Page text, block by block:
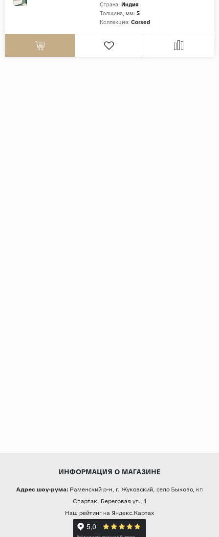
Страна: Индия
Толщина, мм: 5
Коллекция: Corsed
ИНФОРМАЦИЯ О МАГАЗИНЕ
Адрес шоу-рума: Раменский р-н, г. Жуковский, село Быково, кп
Спартак, Береговая ул., 1
Наш рейтинг на Яндекс.Картах